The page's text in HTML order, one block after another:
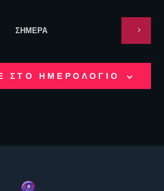
ΣΗΜΕΡΑ
ΣΤΟ ΗΜΕΡΟΛΟΓΙΟ